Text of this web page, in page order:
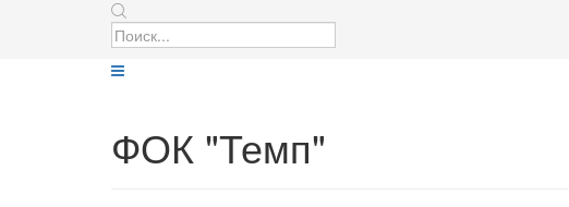
ФОК "Темп"